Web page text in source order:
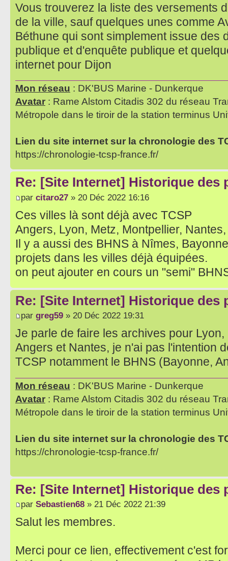
Vous trouverez la liste des versements
de la ville, sauf quelques unes comme
Béthune qui sont simplement issue des
publique et d'enquête publique et
internet pour Dijon
Mon réseau : DK'BUS Marine - Dunkerque
Avatar : Rame Alstom Citadis 302 du réseau
Métropole dans le tiroir de la station terminus
Lien du site internet sur la chronologie des
https://chronologie-tcsp-france.fr/
Re: [Site Internet] Historique des
par citaro27 » 20 Déc 2022 16:16
Ces villes là sont déjà avec TCSP
Angers, Lyon, Metz, Montpellier,
Il y a aussi des BHNS à Nîmes,
projets dans les villes déjà équipées.
on peut ajouter en cours un "semi"
Re: [Site Internet] Historique des
par greg59 » 20 Déc 2022 19:31
Je parle de faire les archives pour
Angers et Nantes, je n'ai pas l'intention
TCSP notamment le BHNS (Bayonne,
Mon réseau : DK'BUS Marine - Dunkerque
Avatar : Rame Alstom Citadis 302 du réseau
Métropole dans le tiroir de la station terminus
Lien du site internet sur la chronologie des
https://chronologie-tcsp-france.fr/
Re: [Site Internet] Historique des
par Sebastien68 » 21 Déc 2022 21:39
Salut les membres.
Merci pour ce lien, effectivement c'est